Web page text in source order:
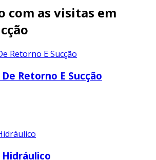
condicionado:
de climatização utilizam
para proteger os
mais confortável e
e frigoríficos, esses filtros
preservam alimentos e
que a temperatura
com as visitas em
Retorno E Sucção